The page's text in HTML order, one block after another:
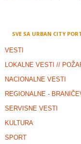
SVE SA URBAN CITY
VESTI
LOKALNE VESTI //
NACIONALNE VESTI
REGIONALNE -
SERVISNE VESTI
KULTURA
SPORT